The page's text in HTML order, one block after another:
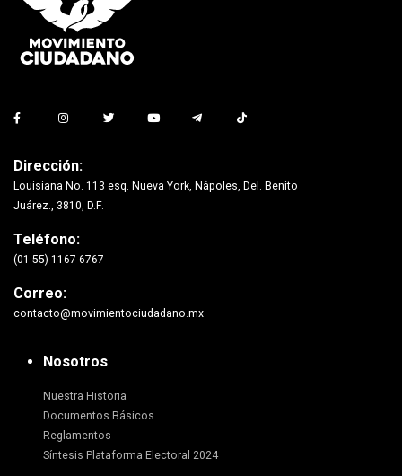
Dirección:
Louisiana No. 113 esq. Nueva York, Nápoles, Del. Benito
Juárez., 3810, D.F.
Teléfono:
(01 55) 1167-6767
Correo:
contacto@movimientociudadano.mx
Nosotros
Nuestra Historia
Documentos Básicos
Reglamentos
Síntesis Plataforma Electoral 2024